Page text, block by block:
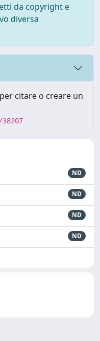
da copyright e
diversa
citare o creare un
ND
ND
ND
ND